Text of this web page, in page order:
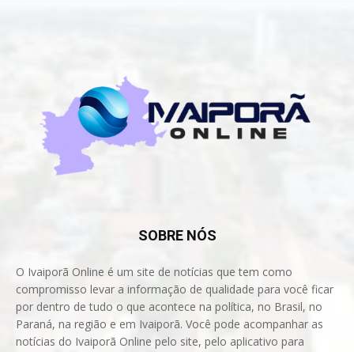
SOBRE NÓS
O Ivaiporã Online é um site de notícias que tem como
compromisso levar a informação de qualidade para você ficar
por dentro de tudo o que acontece na política, no Brasil, no
Paraná, na região e em Ivaiporã. Você pode acompanhar as
notícias do Ivaiporã Online pelo site, pelo aplicativo para